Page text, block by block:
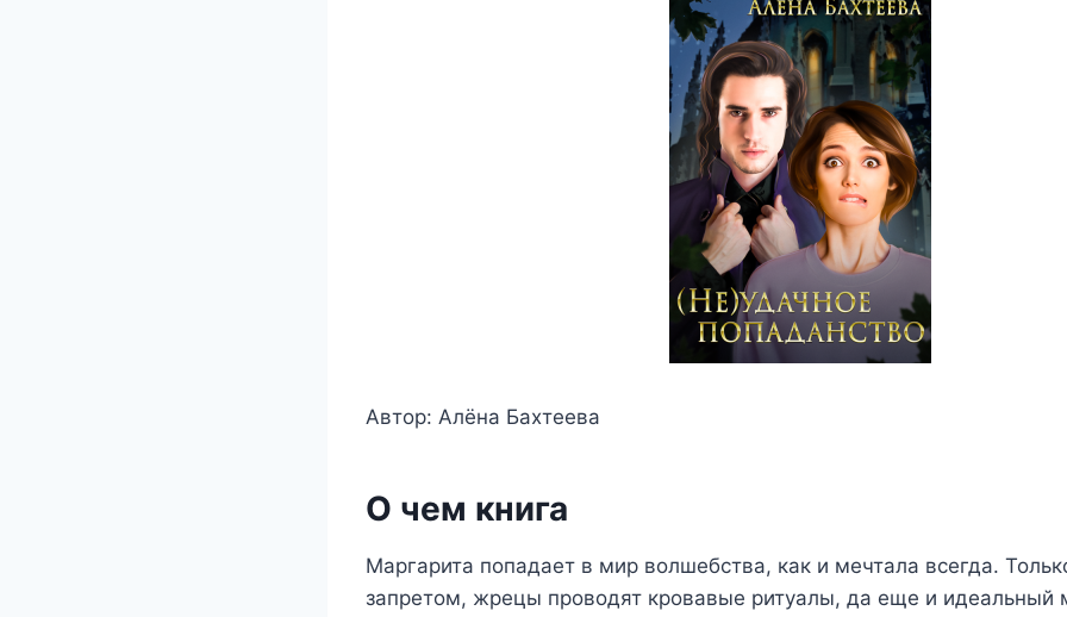
Автор: Алёна Бахтеева
О чем книга
Маргарита попадает в мир волшебства, как и мечтала всегда.
запретом, жрецы проводят кровавые ритуалы, да еще и идеальный